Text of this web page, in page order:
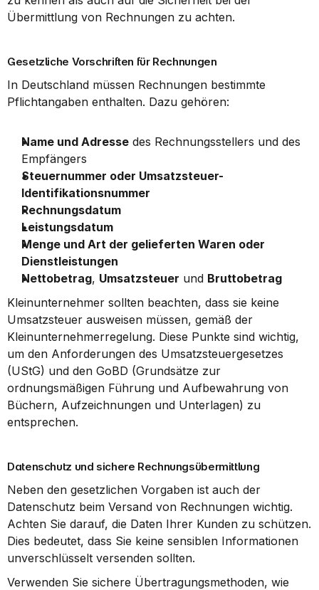
Übermittlung von Rechnungen zu achten.
Gesetzliche Vorschriften für Rechnungen
In Deutschland müssen Rechnungen bestimmte
Pflichtangaben enthalten. Dazu gehören:
Name und Adresse des Rechnungsstellers und des
Empfängers
Steuernummer oder Umsatzsteuer-
Identifikationsnummer
Rechnungsdatum
Leistungsdatum
Menge und Art der gelieferten Waren oder
Dienstleistungen
Nettobetrag, Umsatzsteuer und Bruttobetrag
Kleinunternehmer sollten beachten, dass sie keine
Umsatzsteuer ausweisen müssen, gemäß der
Kleinunternehmerregelung. Diese Punkte sind wichtig,
um den Anforderungen des Umsatzsteuergesetzes
(UStG) und den GoBD (Grundsätze zur
ordnungsmäßigen Führung und Aufbewahrung von
Büchern, Aufzeichnungen und Unterlagen) zu
entsprechen.
Datenschutz und sichere Rechnungsübermittlung
Neben den gesetzlichen Vorgaben ist auch der
Datenschutz beim Versand von Rechnungen wichtig.
Achten Sie darauf, die Daten Ihrer Kunden zu schützen.
Dies bedeutet, dass Sie keine sensiblen Informationen
unverschlüsselt versenden sollten.
Verwenden Sie sichere Übertragungsmethoden, wie